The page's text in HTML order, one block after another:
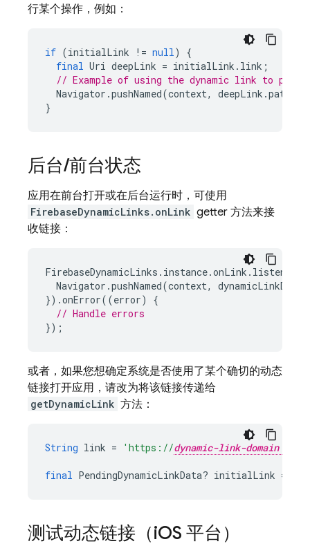
行某个操作，例如：
if (initialLink != null)
{
final Uri deepLink = initialLink . link ;
// Example of using the dynamic link to
Navigator .pushNamed(context, deepLink .path
}
后台/前台状态
应用在前台打开或在后台运行时，可使用
FirebaseDynamicLinks.onLink getter 方法来接
收链接：
FirebaseDynamicLinks . instance.onLink . listen
Navigator .pushNamed(context, dynamicLinkData
}).onError((error)
{
// Handle errors
});
或者，如果您想确定系统是否使用了某个确切的动态
链接打开应用，请改为将该链接传递给
getDynamicLink 方法：
String link = 'https://dynamic-link-domain
final PendingDynamicLinkData? initialLink =
测试动态链接（iOS 平台）